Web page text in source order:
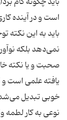
است و در آینده
باید به این
نمی‌دهد بلكه
صحبت و یا نكته
یافته علمی است و
خوبی تبدیل می‌شد
نوعی به كار لطمه